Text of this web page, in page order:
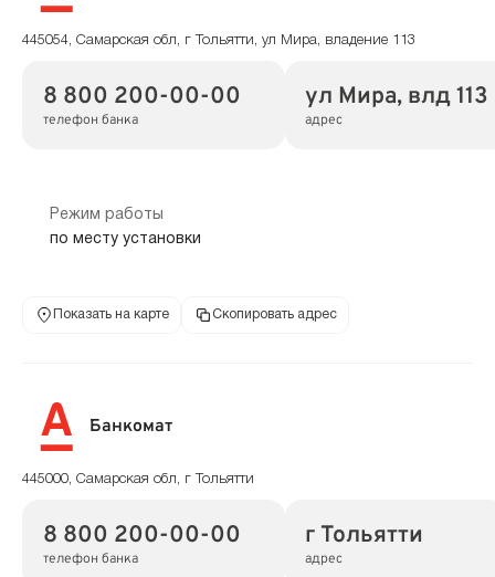
445054, Самарская обл, г Тольятти, ул Мира, владение 113
8 800 200-00-00
телефон банка
ул Мира, влд 113
адрес
Режим работы
по месту установки
Показать на карте Скопировать адрес
Банкомат
445000, Самарская обл, г Тольятти
8 800 200-00-00
телефон банка
г Тольятти
адрес